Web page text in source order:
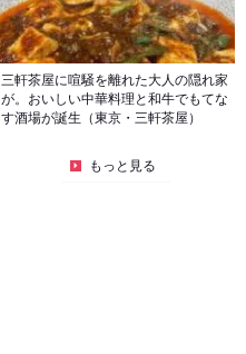
三軒茶屋に喧騒を離れた大人の隠れ家
が。おいしい中華料理と和牛でもてな
す酒場が誕生（東京・三軒茶屋）
もっと見る